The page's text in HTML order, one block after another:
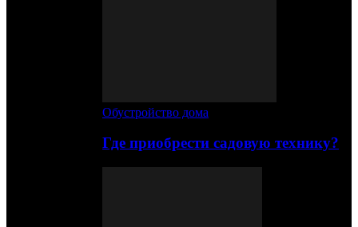
Обустройство дома
Где приобрести садовую технику?